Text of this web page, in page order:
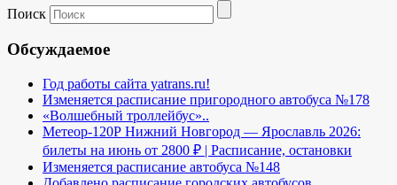
Поиск
Обсуждаемое
Год работы сайта yatrans.ru!
Изменяется расписание пригородного автобуса №178
«Волшебный троллейбус»..
Метеор-120Р Нижний Новгород — Ярославль 2026:
билеты на июнь от 2800 ₽ | Расписание, остановки
Изменяется расписание автобуса №148